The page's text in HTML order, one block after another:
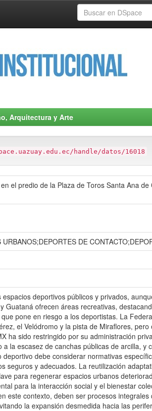
Arquitectura y Arte
handle/datos/16018
el predio de la Plaza de Toros Santa Ana
DE
deportivos públicos y privados,
Guataná ofrecen áreas recreativas,
pone en riesgo a los deportistas. La
el Velódromo y la pista de Miraflores,
ha sido restringido por su administración
la escasez de canchas públicas de arcilla, y
debe considerar normativas
seguros y adecuados. La reutilización
para regenerar espacios urbanos
para la interacción social y el bienestar
este contexto, deben ser procesos
la expansión desmedida hacia las